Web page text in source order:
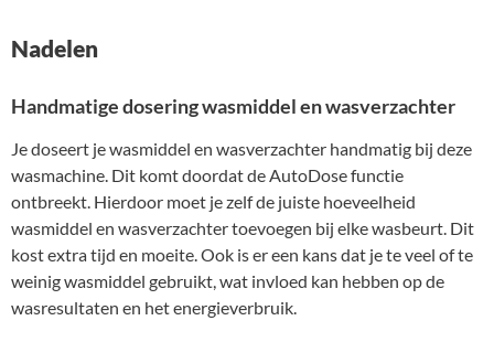
Nadelen
Handmatige dosering wasmiddel en wasverzachter
Je doseert je wasmiddel en wasverzachter handmatig bij deze
wasmachine. Dit komt doordat de AutoDose functie
ontbreekt. Hierdoor moet je zelf de juiste hoeveelheid
wasmiddel en wasverzachter toevoegen bij elke wasbeurt. Dit
kost extra tijd en moeite. Ook is er een kans dat je te veel of te
weinig wasmiddel gebruikt, wat invloed kan hebben op de
wasresultaten en het energieverbruik.